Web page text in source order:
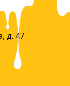
д. 47